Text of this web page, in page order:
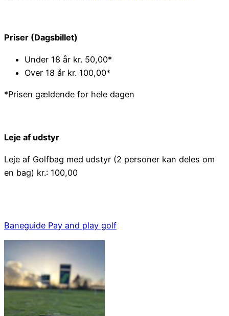
Priser (Dagsbillet)
Under 18 år kr. 50,00*
Over 18 år kr. 100,00*
*Prisen gældende for hele dagen
Leje af udstyr
Leje af Golfbag med udstyr (2 personer kan deles om
en bag) kr.: 100,00
Baneguide Pay and play golf